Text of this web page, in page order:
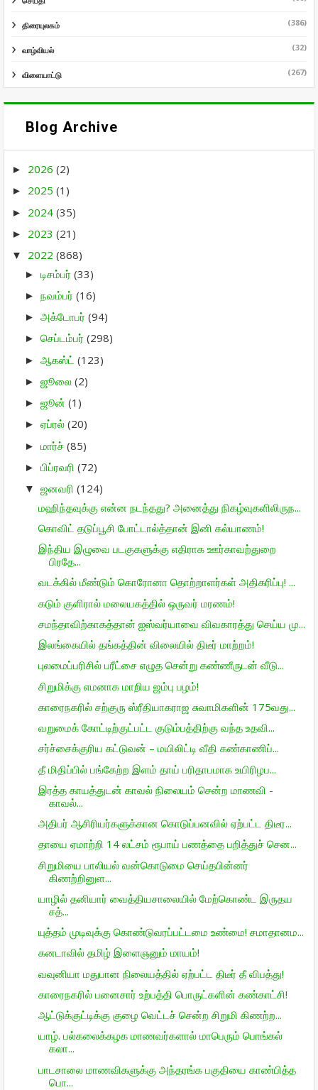
திரையுலகம் (386)
வாழ்வியல் (32)
விளையாட்டு (267)
Blog Archive
► 2026 (2)
► 2025 (1)
► 2024 (35)
► 2023 (21)
▼ 2022 (868)
► டிசம்பர் (33)
► நவம்பர் (16)
► அக்டோபர் (94)
► செப்டம்பர் (298)
► ஆகஸ்ட் (123)
► ஜூலை (2)
► ஜூன் (1)
► ஏப்ரல் (20)
► மார்ச் (85)
► பிப்ரவரி (72)
▼ ஜனவரி (124)
மஹிந்தவுக்கு என்ன நடந்தது? அனைத்து நிகழ்வுகளிலிருந...
கொவிட் தடுப்பூசி போட்டால்த்தான் இனி கல்யாணம்!
இந்திய இழுவை படகுகளுக்கு எதிராக ஊர்காவற்துறை
பிரதே...
வடக்கில் மீண்டும் கொரோனா தொற்றாளர்கள் அதிகரிப்பு! ...
கடும் குளிரால் மலையகத்தில் ஒருவர் மரணம்!
சமந்தாவிற்காகத்தான் ஐஸ்வர்யாவை விவகாரத்து செய்ய மு...
இலங்கையில் தங்கத்தின் விலையில் திடீர் மாற்றம்!
புலமைப்பரிசில் பரீட்சை எழுத சென்று கண்ணீருடன் வீடு...
சிறுமிக்கு எமனாக மாறிய ஜம்பு பழம்!
காரைநகரில் சற்குரு ஸ்ரீதியாகராஜ சுவாமிகளின் 175வது...
வறுமைக் கோட்டிற்குட்பட்ட குடும்பத்திற்கு வந்த உதவி...
சர்ச்சைக்குரிய கட்டுவன் – மயிலிட்டி வீதி கண்காணிப்...
தீ மிதிப்பில் பங்கேற்ற இளம் தாய் பரிதாபமாக உயிரிழப...
இரத்த காயத்துடன் காவல் நிலையம் சென்ற மாணவி -
காவல்...
அதிபர் ஆசிரியர்களுக்கான கொடுப்பனவில் ஏற்பட்ட திடீர...
தாயை ஏமாற்றி 14 லட்சம் ரூபாய் பணத்தை பறித்துச் சென...
சிறுமியை பாலியல் வன்கொடுமை செய்தபின்னர்
கிணற்றினுள...
யாழில் தனியார் வைத்தியசாலையில் மேற்கொண்ட இருதய
சத்...
யுத்தம் முடிவுக்கு கொண்டுவரப்பட்டமை உண்மை! சமாதானம...
கனடாவில் தமிழ் இளைஞனும் மாயம்!
வவுனியா மதுபான நிலையத்தில் ஏற்பட்ட திடீர் தீ விபத்து!
காரைநகரில் பனைசார் உற்பத்தி பொருட்களின் கண்காட்சி!
ஆட்டுக்குட்டிக்கு குழை வெட்டச் சென்ற சிறுமி கிணற்ற...
யாழ். பல்கலைக்கழக மாணவர்களால் மாபெரும் பொங்கல்
கலா...
பாடசாலை மாணவிகளுக்கு அந்தரங்க பகுதியை காண்பித்த
பொ...